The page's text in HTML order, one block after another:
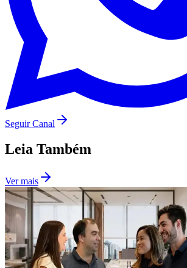
São Paulo
Seguir Canal
Leia Também
Ver mais